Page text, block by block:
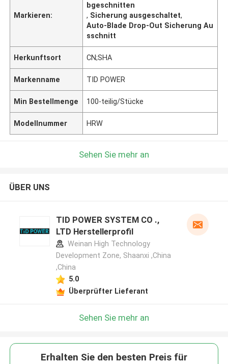
Markieren:
bgeschnitten
, Sicherung ausgeschaltet,
Auto-Blade Drop-Out Sicherung Au
sschnitt
Herkunftsort CN;SHA
Markenname TID POWER
Min Bestellmenge 100-teilig/Stücke
Modellnummer HRW
Sehen Sie mehr an
ÜBER UNS
TID POWER SYSTEM CO .,
LTD Herstellerprofil
Weinan High Technology
Development Zone, Shaanxi ,China
,China
5.0
Überprüfter Lieferant
Sehen Sie mehr an
Erhalten Sie den besten Preis für